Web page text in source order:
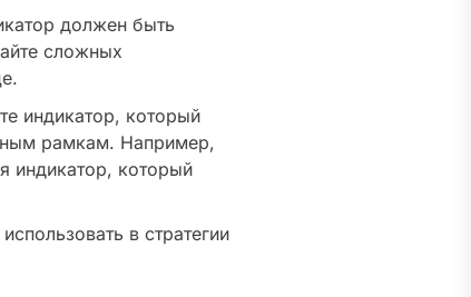
должен быть
сложных
индикатор, который
рамкам. Например,
индикатор, который
в стратегии